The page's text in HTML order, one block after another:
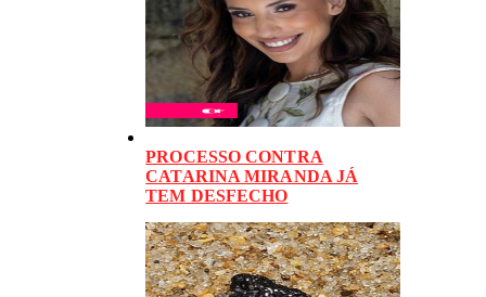
PROCESSO CONTRA
CATARINA MIRANDA JÁ
TEM DESFECHO